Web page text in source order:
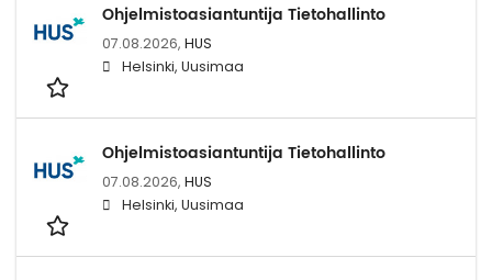
Ohjelmistoasiantuntija Tietohallinto
07.08.2026, HUS
Helsinki, Uusimaa
Ohjelmistoasiantuntija Tietohallinto
07.08.2026, HUS
Helsinki, Uusimaa